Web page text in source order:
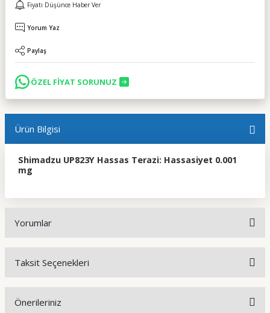
Fiyatı Düşünce Haber Ver
Yorum Yaz
Paylaş
ÖZEL FİYAT SORUNUZ
Ürün Bilgisi
Shimadzu UP823Y Hassas Terazi: Hassasiyet 0.001
mg
Yorumlar
Taksit Seçenekleri
Önerileriniz